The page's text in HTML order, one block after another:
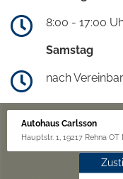
8:00 - 17:00
Samstag
nach
Autohaus Carlsson
Hauptstr. 1, 19217 Rehna OT